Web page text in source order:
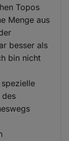
Topos
Menge aus
besser als
bin nicht